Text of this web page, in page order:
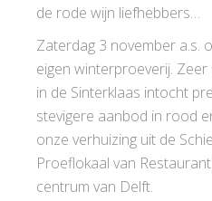
de rode wijn liefhebbers…
Zaterdag 3 november a.s.
eigen winterproeverij.
in de Sinterklaas intocht
stevigere aanbod in rood
onze verhuizing uit de
Proeflokaal van
centrum van Delft.